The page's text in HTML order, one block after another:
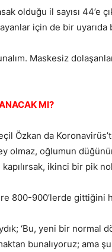
olduğu il sayısı 44’e
için de bir uyarıda
Maskesiz
MI?
Özkan da
olmaz, oğlumun
ikinci bir pik
800-900’lerde gittiğini
‘Bu, yeni bir normal
bunalıyoruz; ama